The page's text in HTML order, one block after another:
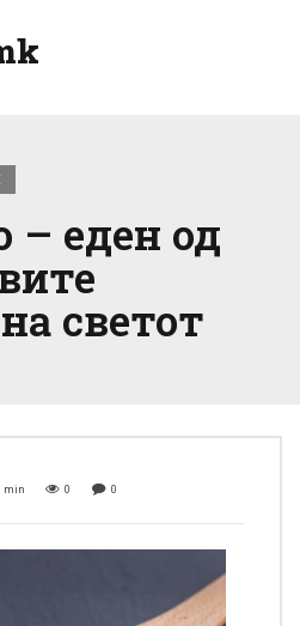
– еден од
светот
min 0 0